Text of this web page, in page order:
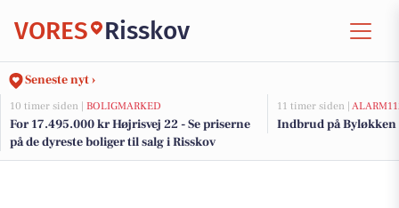
VORES Risskov
Seneste nyt ›
10 timer siden | BOLIGMARKED
For 17.495.000 kr Højrisvej 22 - Se priserne
på de dyreste boliger til salg i Risskov
11 timer siden |
Indbrud på Byløkken